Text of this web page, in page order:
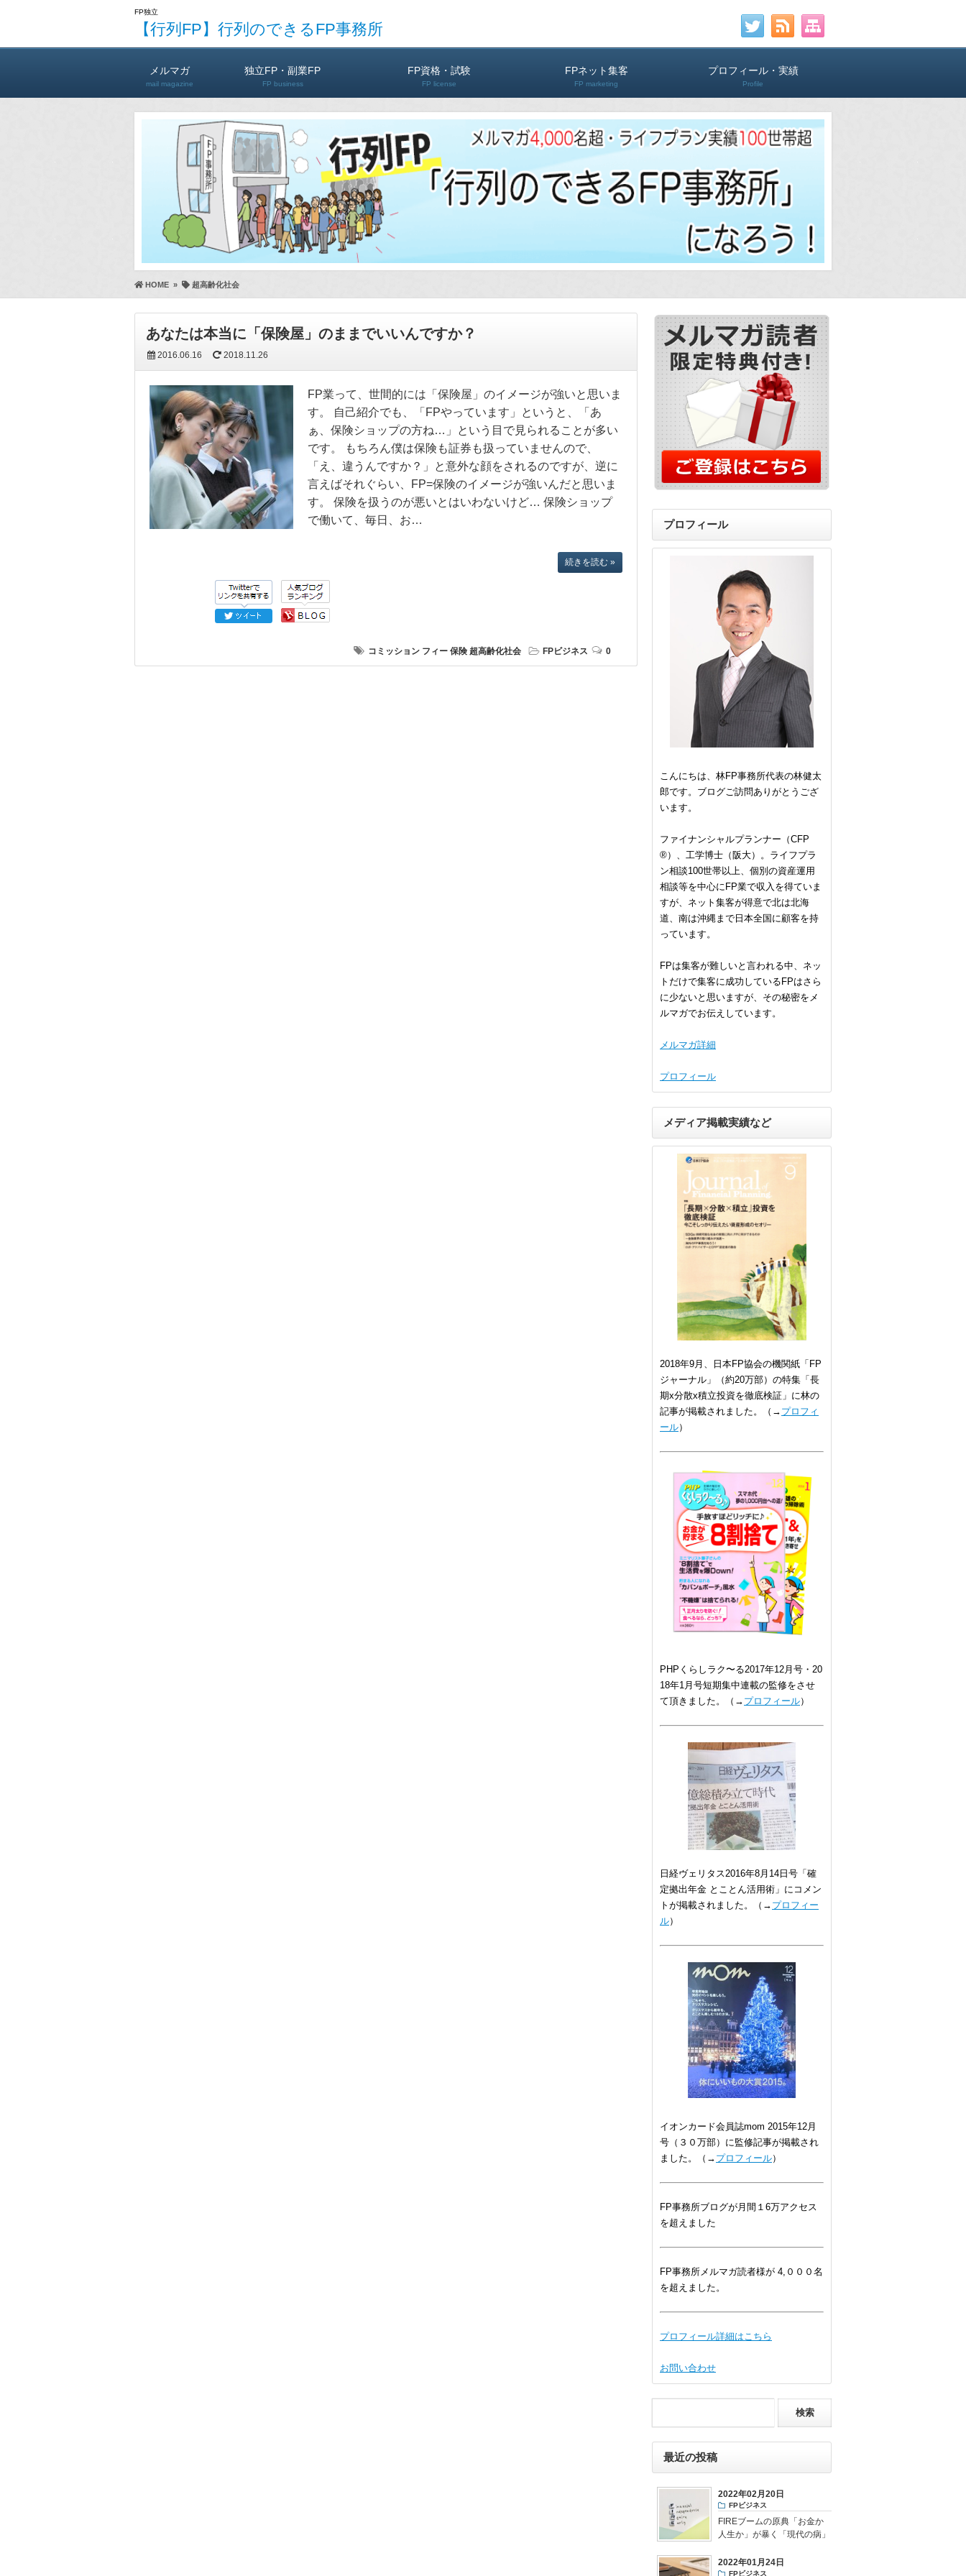
FP独立
【行列FP】行列のできるFP事務所
メルマガ
mail magazine
独立FP・副業FP
FP business
FP資格・試験
FP license
FPネット集客
FP marketing
プロフィール・実績
Profile
HOME » 超高齢化社会
あなたは本当に「保険屋」のままでいいんですか？
2016.06.16 2018.11.26
FP業って、世間的には「保険屋」のイメージが強いと思いま
す。 自己紹介でも、「FPやっています」というと、「あ
ぁ、保険ショップの方ね…」という目で見られることが多い
です。 もちろん僕は保険も証券も扱っていませんので、
「え、違うんですか？」と意外な顔をされるのですが、逆に
言えばそれぐらい、FP=保険のイメージが強いんだと思いま
す。 保険を扱うのが悪いとはいわないけど… 保険ショップ
で働いて、毎日、お…
続きを読む »
コミッション フィー 保険 超高齢化社会 FPビジネス 0
プロフィール
こんにちは、林FP事務所代表の林健太
郎です。ブログご訪問ありがとうござ
います。
ファイナンシャルプランナー（CFP
®）、工学博士（阪大）。ライフプラ
ン相談100世帯以上、個別の資産運用
相談等を中心にFP業で収入を得ていま
すが、ネット集客が得意で北は北海
道、南は沖縄まで日本全国に顧客を持
っています。
FPは集客が難しいと言われる中、ネッ
トだけで集客に成功しているFPはさら
に少ないと思いますが、その秘密をメ
ルマガでお伝えしています。
メルマガ詳細
プロフィール
メディア掲載実績など
2018年9月、日本FP協会の機関紙「FP
ジャーナル」（約20万部）の特集「長
期x分散x積立投資を徹底検証」に林の
記事が掲載されました。（→ プロフィ
ール）
PHPくらしラク〜る2017年12月号・20
18年1月号短期集中連載の監修をさせ
て頂きました。（→ プロフィール）
日経ヴェリタス2016年8月14日号「確
定拠出年金 とことん活用術」にコメン
トが掲載されました。（→ プロフィー
ル）
イオンカード会員誌mom 2015年12月
号（３０万部）に監修記事が掲載され
ました。（→ プロフィール）
FP事務所ブログが月間１6万アクセス
を超えました
FP事務所メルマガ読者様が 4,０００名
を超えました。
プロフィール詳細はこちら
お問い合わせ
最近の投稿
2022年02月20日
FPビジネス
FIREブームの原典「お金か
人生か」が暴く「現代の病」
2022年01月24日
FPビジネス